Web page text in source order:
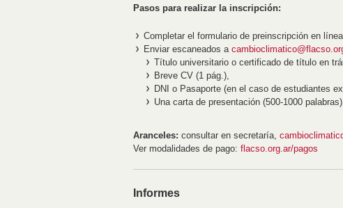
Pasos para realizar la inscripción:
Completar el formulario de preinscripción en línea.
Enviar escaneados a
Título universitario o certificado de título en
Breve CV (1 pág.),
DNI o Pasaporte (en el caso de estudiantes
Una carta de presentación (500-1000 palabras).
Aranceles: consultar en secretaría,
Ver modalidades de pago: flacso.org.ar/pagos
Informes